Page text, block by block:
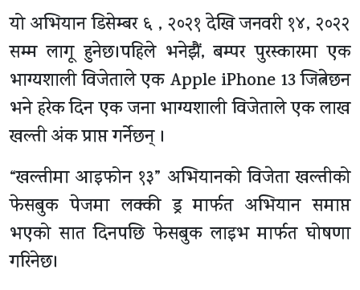
यो अभियान डिसेम्बर ६ , २०२१ देखि जनवरी १४, २०२२
सम्म लागू हुनेछ।पहिले भनेझैं, बम्पर पुरस्कारमा एक
भाग्यशाली विजेताले एक Apple iPhone 13 जित्नेछन
भने हरेक दिन एक जना भाग्यशाली विजेताले एक लाख
खल्ती अंक प्राप्त गर्नेछन् ।
“खल्तीमा आइफोन १३” अभियानको विजेता खल्तीको
फेसबुक पेजमा लक्की ड्र मार्फत अभियान समाप्त
भएको सात दिनपछि फेसबुक लाइभ मार्फत घोषणा
गरिनेछ।